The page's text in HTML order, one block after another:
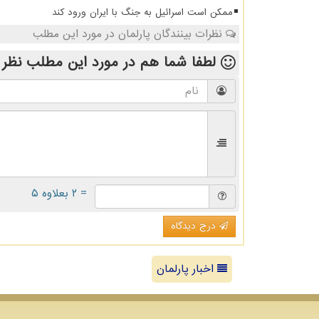
ممکن است اسرائیل به جنگ با ایران ورود کند
نظرات بینندگان پارلمان در مورد این مطلب
لطفا شما هم در مورد این مطلب
= ۲ بعلاوه ۵
درج دیدگاه
اخبار پارلمان